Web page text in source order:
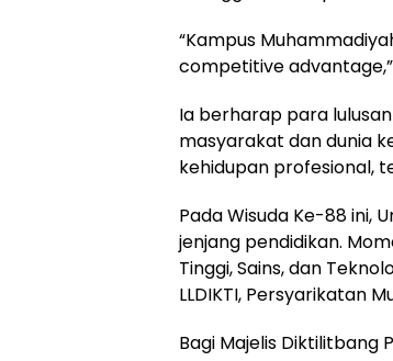
“Kampus
competitive
Ia berharap para
masyarakat dan dunia
kehidupan profesional,
Pada Wisuda Ke-88 ini,
jenjang pendidikan.
Tinggi, Sains, dan
LLDIKTI, Persyarikatan
Bagi Majelis Diktilitbang